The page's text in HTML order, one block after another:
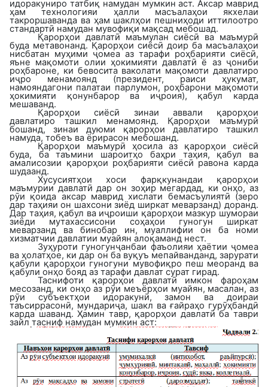
идоракуниро татбиқ намудан мумкин аст. Аксар маврид
ҳам технологияи ҳалли масъалаҳои якхелаи
такроршаванда ва ҳам шаклҳои пешниҳоди иттилоотро
стандартӣ намудан мувофиқи мақсад мебошад.
Қарорҳои давлатӣ маъмулан сиёсӣ ва маъмурӣ
буда метавонанд. Қарорҳои сиёсӣ доир ба масъалаҳои
нисбатан муҳими ҷомеа аз тарафи роҳбарияти сиёсӣ,
яъне мақомоти олии ҳокимияти давлатӣ ё аз ҷониби
роҳбароне, ки бевосита ваколати мақомоти давлатиро
иҷро менамоянд (президент, раиси ҳукумат,
намояндагони палатаи парлумон, роҳбарони мақомоти
ҳокимияти қонунбарор ва иҷроия), қабул карда
мешаванд.
Қарорҳои сиёсӣ зинаи аввали қарорҳои
давлатиро ташкил менамоянд. Қарорҳои маъмурӣ
бошанд, зинаи дуюми қарорҳои давлатиро ташкил
намуда, тобеъ ва ёрирасон мебошанд.
Қарорҳои маъмурӣ ҳосила аз қарорҳои сиёсӣ
буда, ба таъмини шароитҳо баҳри таҳия, қабул ва
амалисозии қарорҳои роҳбарияти сиёсӣ равона карда
шудаанд.
Хусусиятҳои хоси фарқкунандаи қарорҳои
маъмурии давлатӣ дар он зоҳир мегардад, ки онҳо, аз
рӯи қоида аксар маврид хислати бемасъулиятӣ (зеро
дар таҳияи он шахсони зиёд ширкат меварзанд) доранд.
Дар таҳия, қабул ва иҷроиши қарорҳои мазкур шумораи
зиёди мутахассисони соҳаҳои гуногун ширкат
меварзанд ва бинобар ин, муаллифии он ба номи
хизматчии давлатии муайян алоқаманд нест.
Зуҳуроти гуногунҷанбаи фаъолияи ҳаётии ҷомеа
ва ҳолатҳое, ки дар он ба вуқуъ мепайванданд, зарурати
қабули қарорҳои гуногуни мувофиқро пеш меоранд ва
қабули онҳо бояд аз тарафи давлат сурат гирад.
Таснифоти қарорҳои давлатӣ имкон фароҳам
месозанд, ки онҳо аз рӯи меъёрҳои муайян, масалан, аз
рӯи субъектҳои идоракунӣ, замон ва доираи
таъсиррасонӣ, мундариҷа, шакл ва ғайраҳо гурӯҳбандӣ
карда шаванд. Ҳамин тавр, қарорҳои давлатӣ ба таври
зайл тасниф намудан мумкин аст: